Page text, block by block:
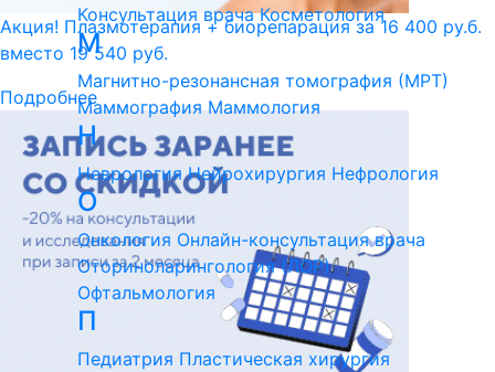
Акция! Плазмотерапия + биорепарация за 16 400 ру.б.
вместо 19 540 руб.
Подробнее
Консультация врача Косметология
М
Магнитно-резонансная томография (МРТ)
Маммография Маммология
Н
Неврология Нейрохирургия Нефрология
О
Онкология Онлайн-консультация врача
Оториноларингология (ЛОР)
Офтальмология
П
Педиатрия Пластическая хирургия